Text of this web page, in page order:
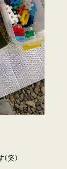
(笑)